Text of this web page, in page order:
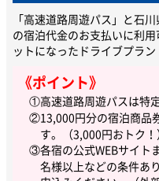
「高速道路周遊パス」と石
の宿泊代金のお支払いに利
ットになったドライブプラ
《ポイント》
①高速道路周遊パスは特
②13,000円分の宿泊商品
す。（3,000円おトク！
③各宿の公式WEBサイト
名様以上などの条件あ